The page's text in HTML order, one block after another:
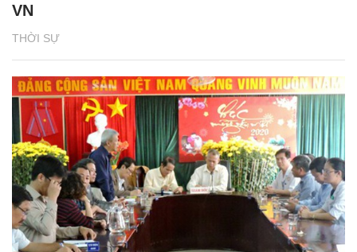
THỜI SỰ
VN